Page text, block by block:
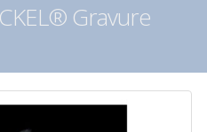
Gravure